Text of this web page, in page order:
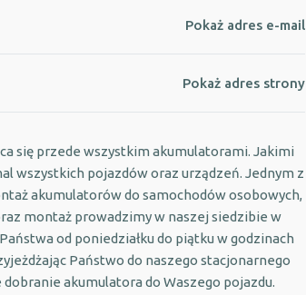
Pokaż adres e-mail
Pokaż adres strony
się przede wszystkim akumulatorami. Jakimi
wszystkich pojazdów oraz urządzeń. Jednym z
akumulatorów do samochodów osobowych,
montaż prowadzimy w naszej siedzibie w
od poniedziałku do piątku w godzinach
Państwo do naszego stacjonarnego
akumulatora do Waszego pojazdu.